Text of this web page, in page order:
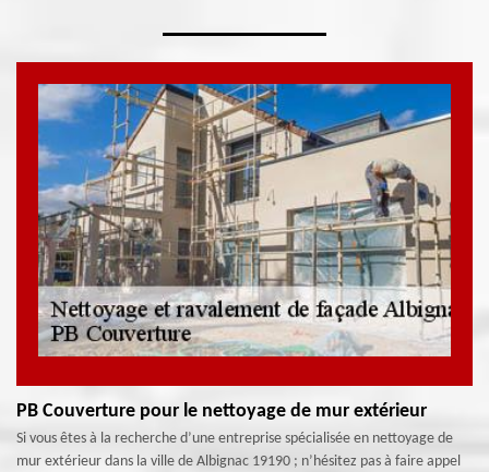
PB Couverture pour le nettoyage de mur extérieur
Si vous êtes à la recherche d’une entreprise spécialisée en nettoyage de
mur extérieur dans la ville de Albignac 19190 ; n’hésitez pas à faire appel